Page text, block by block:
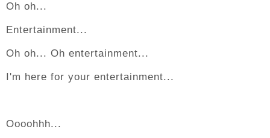
Oh oh...
Entertainment...
Oh oh... Oh entertainment...
I'm here for your entertainment...
Oooohhh...